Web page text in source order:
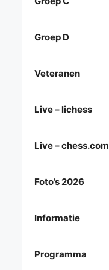
Groep D
Veteranen
Live – lichess
Live – chess.com
Foto’s 2026
Informatie
Programma